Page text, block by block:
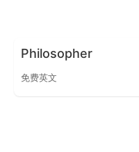
Philosopher
免费英文